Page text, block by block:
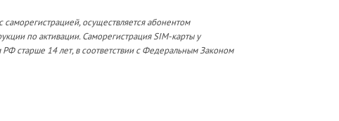
саморегистрацией, осуществляется абонентом
по активации. Саморегистрация SIM-карты у
старше 14 лет, в соответствии с Федеральным Законом